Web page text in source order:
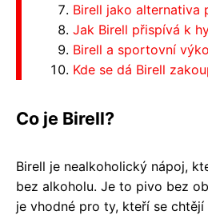
Birell jako alternativa
Jak Birell přispívá k
Birell a sportovní
Kde se dá Birell
Co je Birell?
Birell je nealkoholický nápoj,
bez alkoholu. Je to pivo bez
je vhodné pro ty, kteří se